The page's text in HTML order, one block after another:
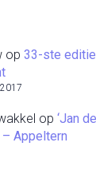
op 33-ste
op ‘Jan
– Appeltern